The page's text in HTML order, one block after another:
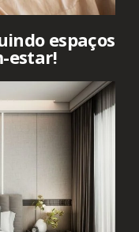
espaços
estar!